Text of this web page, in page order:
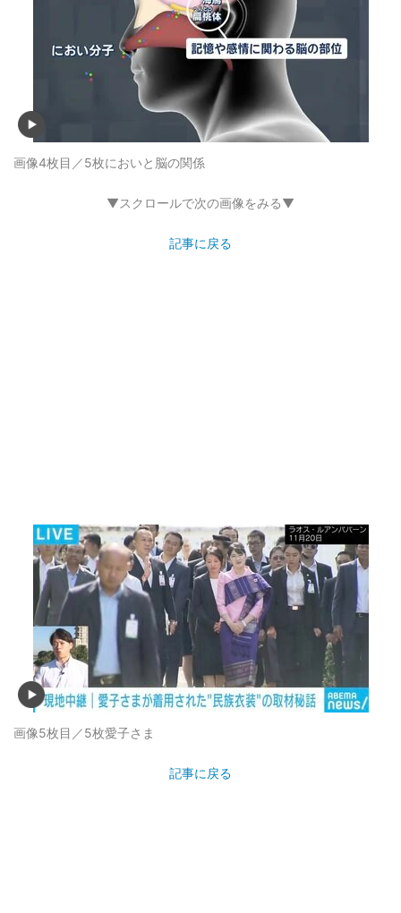
画像4枚目／5枚においと脳の関係
▼スクロールで次の画像をみる▼
記事に戻る
画像5枚目／5枚愛子さま
記事に戻る